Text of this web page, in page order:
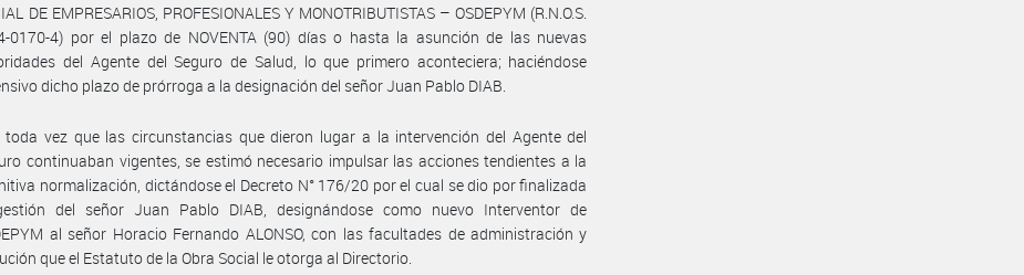
DE EMPRESARIOS, PROFESIONALES Y MONOTRIBUTISTAS – OSDEPYM (R.N.O.S.
0170-4) por el plazo de NOVENTA (90) días o hasta la asunción de las nuevas
del Agente del Seguro de Salud, lo que primero aconteciera; haciéndose
dicho plazo de prórroga a la designación del señor Juan Pablo DIAB.
toda vez que las circunstancias que dieron lugar a la intervención del Agente del
continuaban vigentes, se estimó necesario impulsar las acciones tendientes a la
normalización, dictándose el Decreto N° 176/20 por el cual se dio por finalizada
del señor Juan Pablo DIAB, designándose como nuevo Interventor de
al señor Horacio Fernando ALONSO, con las facultades de administración y
que el Estatuto de la Obra Social le otorga al Directorio.